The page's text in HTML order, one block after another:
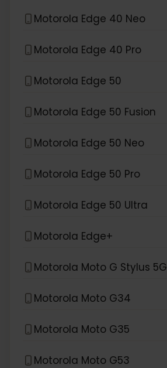
Motorola Edge 40 Neo
Motorola Edge 40 Pro
Motorola Edge 50
Motorola Edge 50 Fusion
Motorola Edge 50 Neo
Motorola Edge 50 Pro
Motorola Edge 50 Ultra
Motorola Edge+
Motorola Moto G Stylus 5G
Motorola Moto G34
Motorola Moto G35
Motorola Moto G53